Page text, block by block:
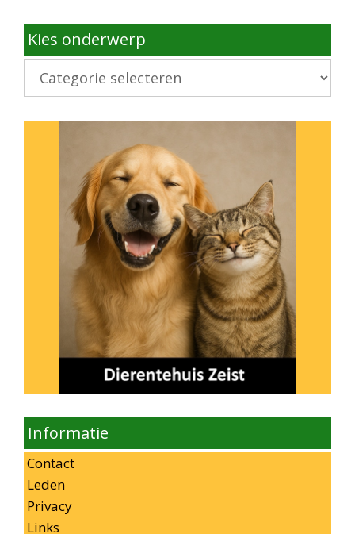
Kies onderwerp
Kies
onderwerp
Informatie
Contact
Leden
Privacy
Links